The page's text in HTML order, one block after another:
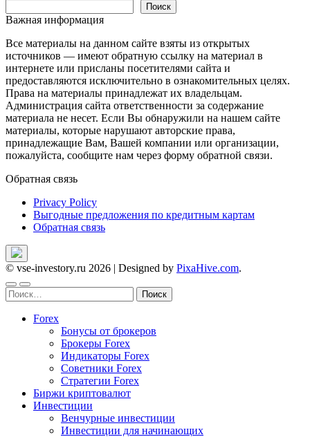
Поиск
Важная информация
Все материалы на данном сайте взяты из открытых
источников — имеют обратную ссылку на материал в
интернете или присланы посетителями сайта и
предоставляются исключительно в ознакомительных целях.
Права на материалы принадлежат их владельцам.
Администрация сайта ответственности за содержание
материала не несет. Если Вы обнаружили на нашем сайте
материалы, которые нарушают авторские права,
принадлежащие Вам, Вашей компании или организации,
пожалуйста, сообщите нам через форму обратной связи.
Обратная связь
Privacy Policy
Выгодные предложения по кредитным картам
Обратная связь
© vse-investory.ru 2026 | Designed by PixaHive.com.
Найти:
Forex
Бонусы от брокеров
Брокеры Forex
Индикаторы Forex
Советники Forex
Стратегии Forex
Биржи криптовалют
Инвестиции
Венчурные инвестиции
Инвестиции для начинающих